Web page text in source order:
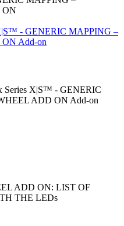
ON
- GENERIC MAPPING –
Add-on
X|S™ - GENERIC
ADD ON Add-on
ADD ON: LIST OF
THE LEDs